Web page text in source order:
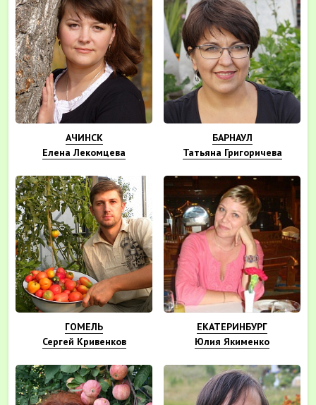
АЧИНСК
Елена Лекомцева
БАРНАУЛ
Татьяна Григоричева
ГОМЕЛЬ
Сергей Кривенков
ЕКАТЕРИНБУРГ
Юлия Якименко